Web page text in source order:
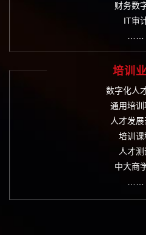
财务数
IT审
……
培训
数字化人
通用培训
人才发
培训课
人才测
中大商
……